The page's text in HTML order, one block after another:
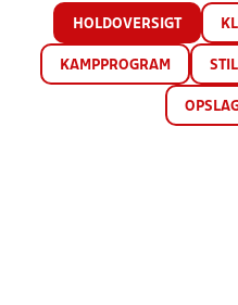
HOLDOVERSIGT
KAMPPROGRAM